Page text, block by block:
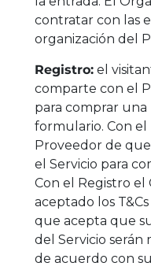
contratar con las
organización del
Registro: el
comparte con el
para comprar
formulario. Con el
Proveedor de
el Servicio para
Con el Registro
aceptado los
que acepta que
del Servicio serán
de acuerdo con